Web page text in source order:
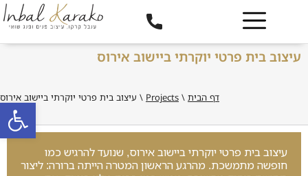
עיצוב בית פרטי יוקרתי ביישוב אירוס
דף הבית \
Projects
\ עיצוב בית פרטי יוקרתי ביישוב אירוס
עיצוב בית פרטי יוקרתי ביישוב אירוס, שנועד להרגיש כמו
חופשה מתמשכת. מהרגע הראשון המטרה הייתה ברורה: ליצור
פתח